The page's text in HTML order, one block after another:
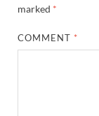
marked *
COMMENT *